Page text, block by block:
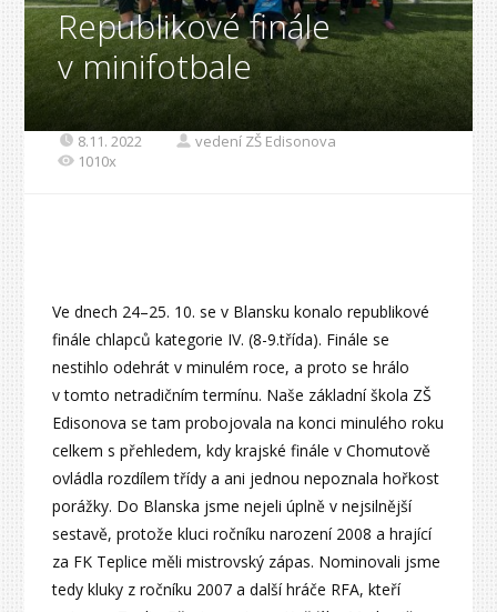
Republikové finále
v minifotbale
8.11. 2022
vedení ZŠ Edisonova
1010x
Ve dnech 24–25. 10. se v Blansku konalo republikové
finále chlapců kategorie IV. (8-9.třída). Finále se
nestihlo odehrát v minulém roce, a proto se hrálo
v tomto netradičním termínu. Naše základní škola ZŠ
Edisonova se tam probojovala na konci minulého roku
celkem s přehledem, kdy krajské finále v Chomutově
ovládla rozdílem třídy a ani jednou nepoznala hořkost
porážky. Do Blanska jsme nejeli úplně v nejsilnější
sestavě, protože kluci ročníku narození 2008 a hrající
za FK Teplice měli mistrovský zápas. Nominovali jsme
tedy kluky z ročníku 2007 a další hráče RFA, kteří